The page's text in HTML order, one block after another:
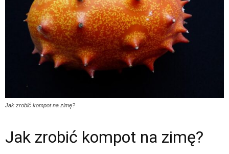
Jak zrobić kompot na zimę?
Jak zrobić kompot na zimę?